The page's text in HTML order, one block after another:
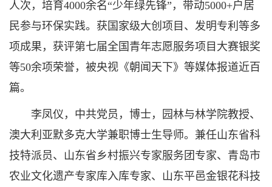
人次，培育4000余名“少年绿先锋”，带动5000+户居
民参与环保实践。获国家级大创项目、发明专利等多
项成果，获评第七届全国青年志愿服务项目大赛银奖
等50余项荣誉，被央视《朝闻天下》等媒体报道近百
篇。
李凤仪，中共党员，博士，园林与林学院教授、
澳大利亚默多克大学兼职博士生导师。兼任山东省科
技特派员、山东省乡村振兴专家服务团专家、青岛市
农业文化遗产专家库入库专家、山东平邑金银花科技